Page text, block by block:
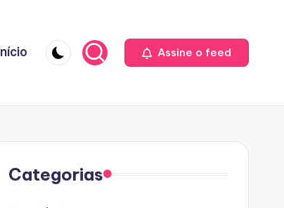
Início Assine o feed
Categorias